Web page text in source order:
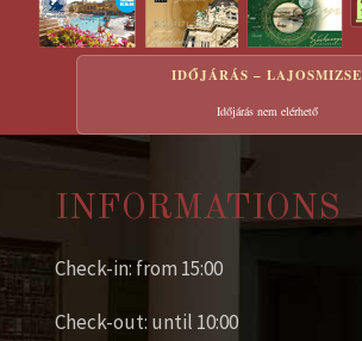
IDŐJÁRÁS – LAJOSMIZSE
Időjárás nem elérhető
INFORMATIONS
Check-in: from 15:00
Check-out: until 10:00